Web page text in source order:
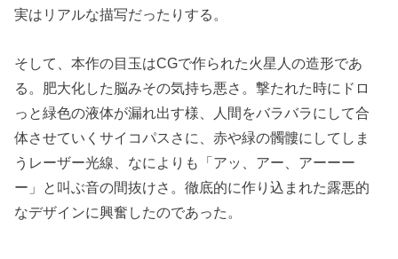
実はリアルな描写だったりする。
そして、本作の目玉はCGで作られた火星人の造形であ
る。肥大化した脳みその気持ち悪さ。撃たれた時にドロ
っと緑色の液体が漏れ出す様、人間をバラバラにして合
体させていくサイコパスさに、赤や緑の髑髏にしてしま
うレーザー光線、なによりも「アッ、アー、アーーー
ー」と叫ぶ音の間抜けさ。徹底的に作り込まれた露悪的
なデザインに興奮したのであった。